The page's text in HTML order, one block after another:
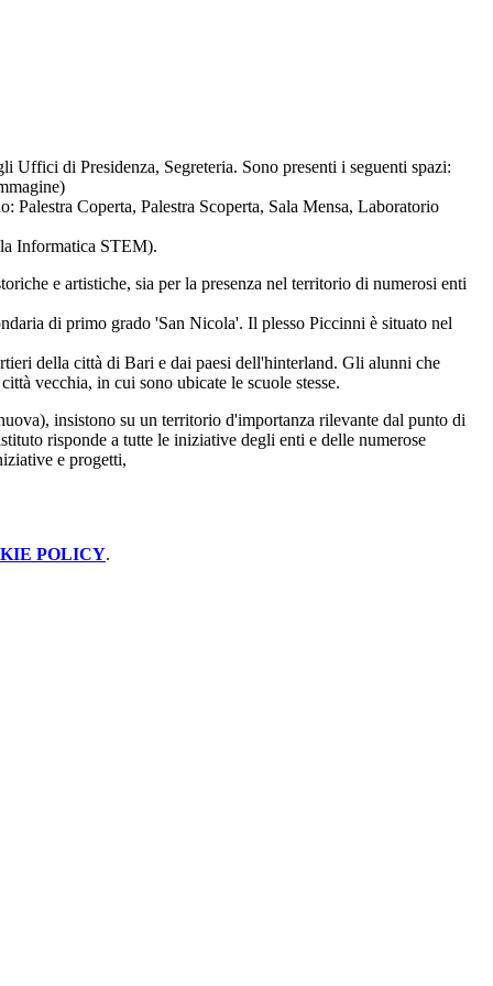
Uffici di Presidenza, Segreteria. Sono presenti i seguenti spazi:
Coperta, Palestra Scoperta, Sala Mensa, Laboratorio
Informatica STEM).
e artistiche, sia per la presenza nel territorio di numerosi enti
di primo grado 'San Nicola'. Il plesso Piccinni è situato nel
della città di Bari e dai paesi dell'hinterland. Gli alunni che
vecchia, in cui sono ubicate le scuole stesse.
insistono su un territorio d'importanza rilevante dal punto di
risponde a tutte le iniziative degli enti e delle numerose
e progetti,
POLICY.